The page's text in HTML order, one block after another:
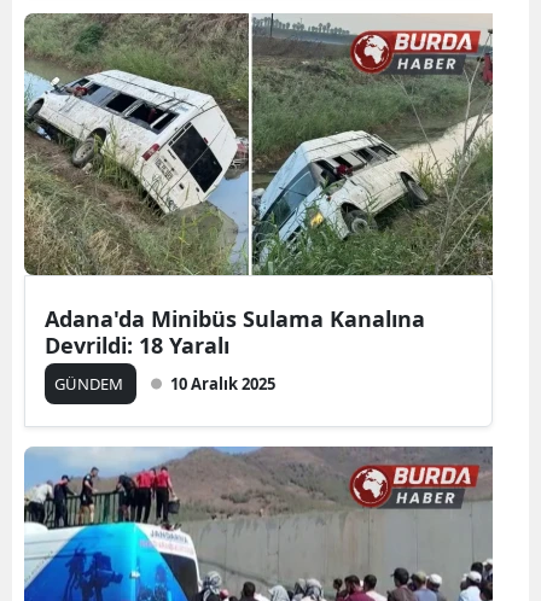
Adana'da Minibüs Sulama Kanalına
Devrildi: 18 Yaralı
GÜNDEM 10 Aralık 2025